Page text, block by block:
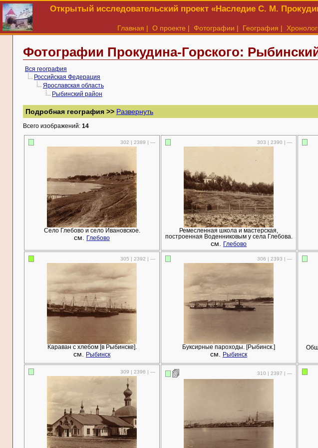
Открытый исследовательский проект «Наследие С. М.
Главная | О проекте | Фотографии | География |
Фотографии Прокудина-Горского:
Вся география
Российская Федерация
Ярославская область
Рыбинский район
Подробная география >> Развернуть
Всего изображений: 14
302 | 2389 | —
Село Глебово и село Ивановское.
см. Глебово
303 | 2390 | —
Ремесленная школа и мастерская,
построенная Воденниковым у села Глебова.
см. Глебово
305 | 2392 | —
Караван с хлебом [в Рыбинске].
см. Рыбинск
306 | 2393 | —
Буксирные пароходы. [Рыбинск.]
см. Рыбинск
309 | 2396 | — 310 | 2397 | —